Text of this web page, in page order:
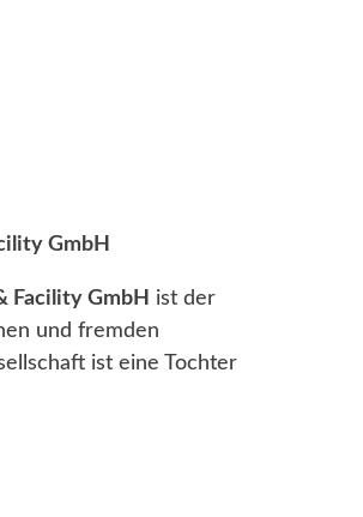
GmbH
Facility GmbH ist der
und fremden
ist eine Tochter